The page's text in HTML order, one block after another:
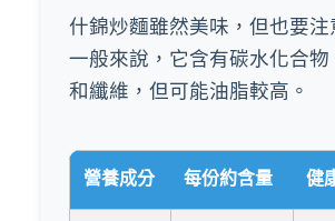
什錦炒麵雖然美味，但也要注
一般來說，它含有碳水化合物
和纖維，但可能油脂較高。
營養成分 每份約含量 健